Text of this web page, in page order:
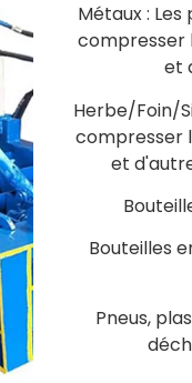
Métaux :
compresser
et
Herbe/Foin/
compresser
et
Bouteilles
Pneus,